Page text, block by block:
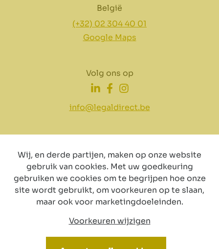
België
(+32) 02 304 40 01
Google Maps
info@legaldirect.be
Volg ons op
Disclaimer Privacy Cookiebeleid
Wij, en derde partijen, maken op onze website
gebruik van cookies. Met uw goedkeuring
gebruiken we cookies om te begrijpen hoe onze
site wordt gebruikt, om voorkeuren op te slaan,
maar ook voor marketingdoeleinden.
Voorkeuren wijzigen